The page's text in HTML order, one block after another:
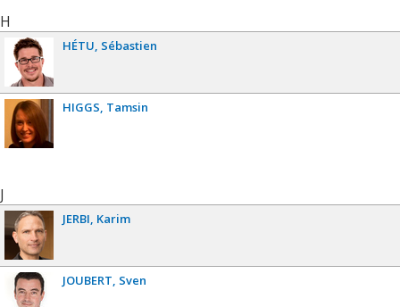
H
HÉTU Sébastien
HIGGS Tamsin
J
JERBI Karim
JOUBERT Sven